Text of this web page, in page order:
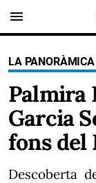
menu
LA
Palmira
Garcia
fons del
Descoberta